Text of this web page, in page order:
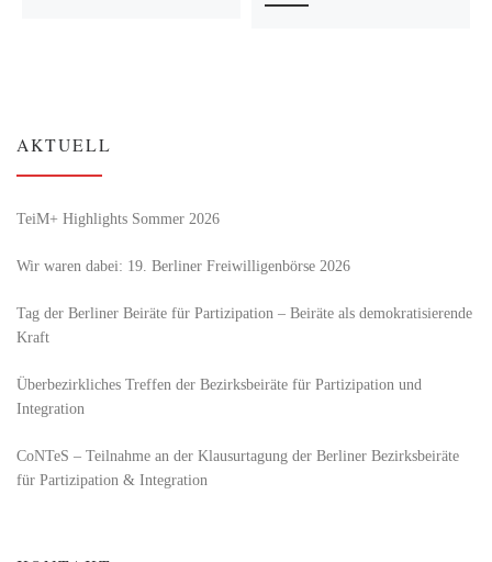
AKTUELL
TeiM+ Highlights Sommer 2026
Wir waren dabei: 19. Berliner Freiwilligenbörse 2026
Tag der Berliner Beiräte für Partizipation – Beiräte als demokratisierende
Kraft
Überbezirkliches Treffen der Bezirksbeiräte für Partizipation und
Integration
CoNTeS – Teilnahme an der Klausurtagung der Berliner Bezirksbeiräte
für Partizipation & Integration